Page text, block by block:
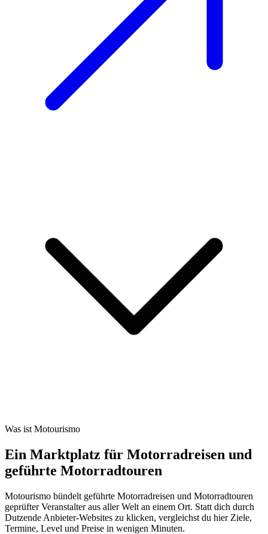
Was ist Motourismo
Ein Marktplatz für Motorradreisen und
geführte Motorradtouren
Motourismo bündelt geführte Motorradreisen und Motorradtouren
geprüfter Veranstalter aus aller Welt an einem Ort. Statt dich durch
Dutzende Anbieter-Websites zu klicken, vergleichst du hier Ziele,
Termine, Level und Preise in wenigen Minuten.